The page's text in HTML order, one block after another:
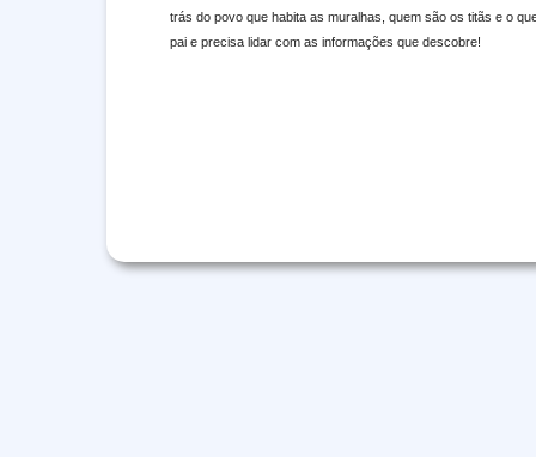
trás do povo que habita as muralhas, quem são os titãs e o
pai e precisa lidar com as informações que descobre!